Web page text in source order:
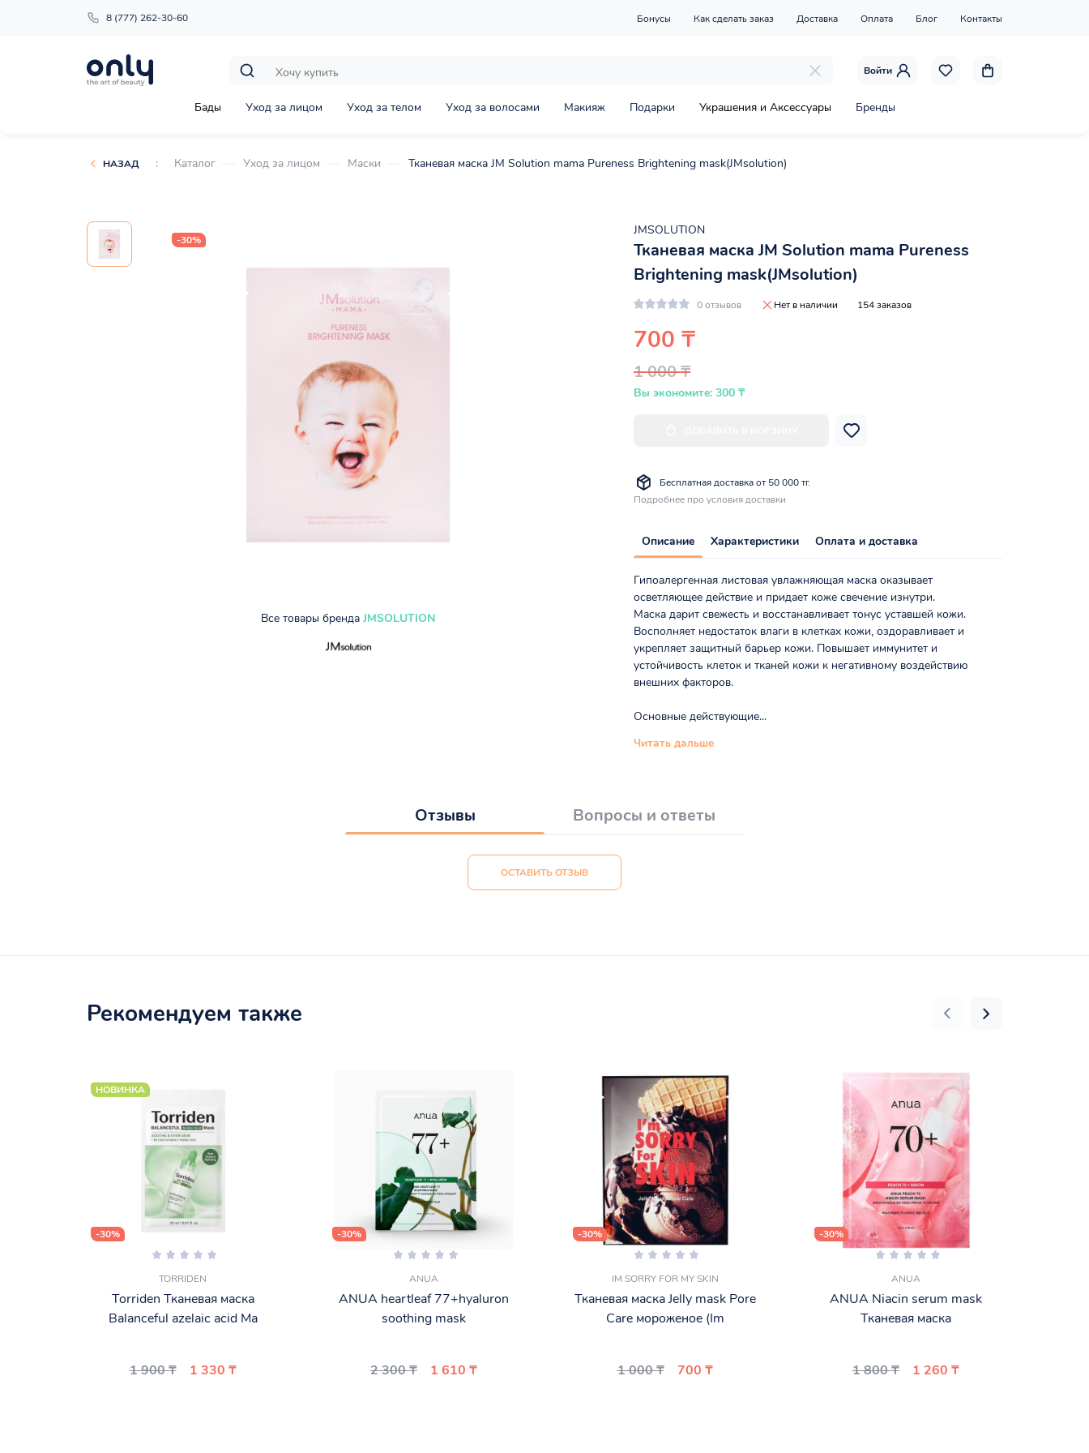
8 (777) 262-30-60 Бонусы Как сделать заказ Доставка Оплата Блог Контакты
Войти
Бады Уход за лицом Уход за телом Уход за волосами Макияж Подарки Украшения и Аксессуары Бренды
НАЗАД : Каталог Уход за лицом Маски Тканевая маска JM Solution mama Pureness Brightening mask(JMsolution)
-30%
Все товары бренда JMSOLUTION
JMSOLUTION
Тканевая маска JM Solution mama Pureness
Brightening mask(JMsolution)
0 отзывов Нет в наличии 154 заказов
700 ₸
1 000 ₸
Вы экономите: 300 ₸
Бесплатная доставка от 50 000 тг.
Подробнее про условия доставки
Описание Характеристики Оплата и доставка
Гипоалергенная листовая увлажняющая маска оказывает
осветляющее действие и придает коже свечение изнутри.
Маска дарит свежесть и восстанавливает тонус уставшей кожи.
Восполняет недостаток влаги в клетках кожи, оздоравливает и
укрепляет защитный барьер кожи. Повышает иммунитет и
устойчивость клеток и тканей кожи к негативному воздействию
внешних факторов.
Основные действующие...
Читать дальше
Отзывы Вопросы и ответы
ОСТАВИТЬ ОТЗЫВ
Рекомендуем также
НОВИНКА
-30%
TORRIDEN
Torriden Тканевая маска
Balanceful azelaic acid Ma
1 900 ₸ 1 330 ₸
-30%
ANUA
ANUA heartleaf 77+hyaluron
soothing mask
2 300 ₸ 1 610 ₸
-30%
IM SORRY FOR MY SKIN
Тканевая маска Jelly mask Pore
Care мороженое (Im
1 000 ₸ 700 ₸
-30%
ANUA
ANUA Niacin serum mask
Тканевая маска
1 800 ₸ 1 260 ₸